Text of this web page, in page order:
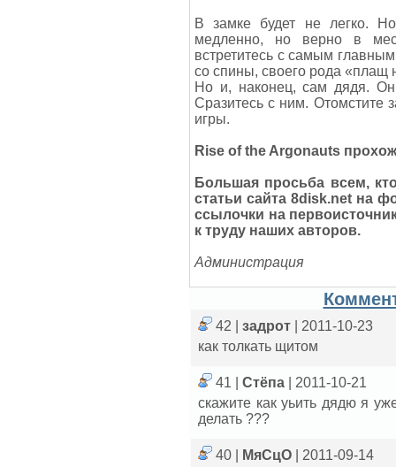
В замке будет не легко.
медленно, но верно в
встретитесь с самым
со спины, своего рода «плащ
Но и, наконец, сам дядя. Он
Сразитесь с ним. Отомстите
игры.
Rise of the Argonauts
Большая просьба всем,
статьи сайта 8disk.net на
ссылочки на
к труду наших авторов.
Администрация
42 | задрот
| 2011-10-23
как толкать щитом
41 | Стёпа
| 2011-10-21
скажите как уьить дядю я
делать ???
40 | МяСцО
| 2011-09-14